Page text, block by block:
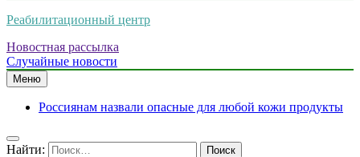
Реабилитационный центр
Новостная рассылка
Случайные новости
Меню
Россиянам назвали опасные для любой кожи продукты
Найти: